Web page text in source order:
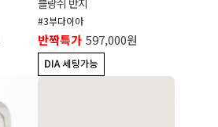
블랑쉬 반지
#3부다이아
반짝특가 597,000원